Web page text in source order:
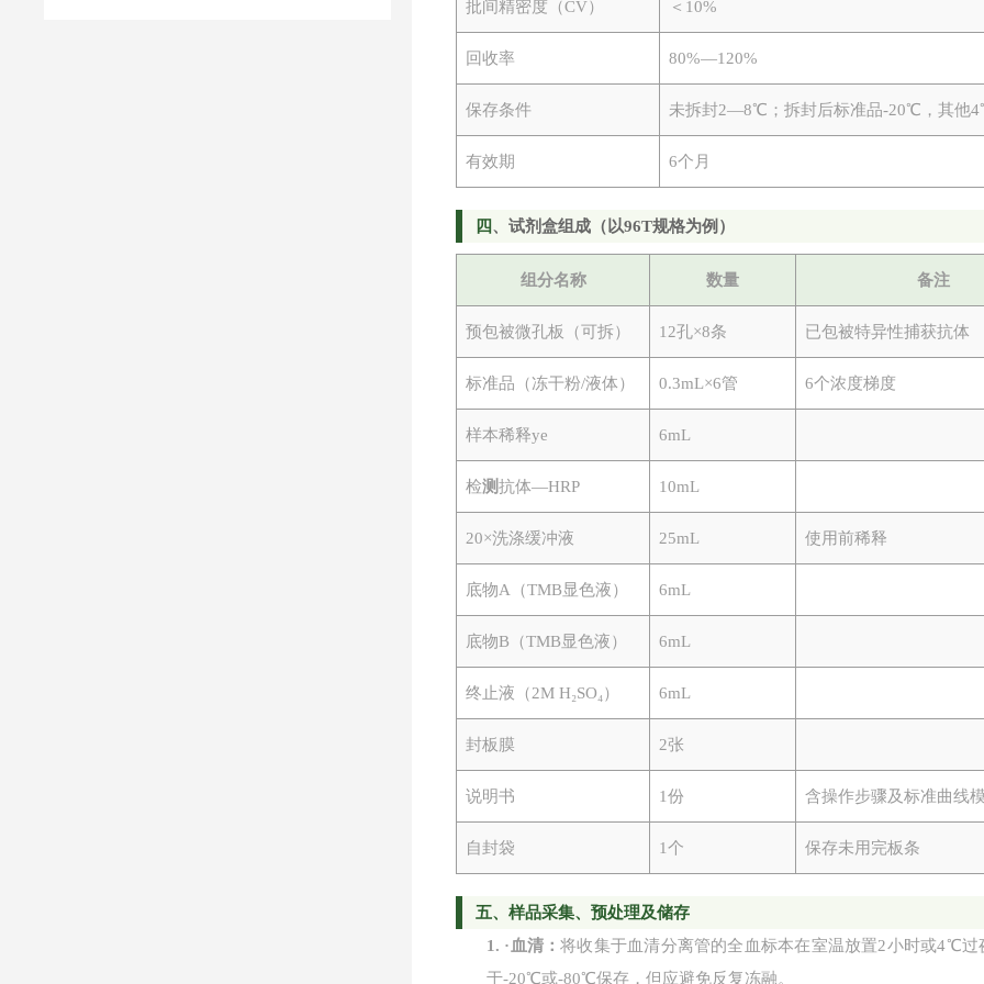
批间精密度（CV） ＜ 10%
回收率 80%—120%
保存条件 未拆封2—8℃；拆封后标准品-20℃，其他
有效期 6个月
四、试剂盒组成（以96T规格为例）
组分名称 数量 备注
预包被微孔板（可拆） 12孔×8条 已包被特异性捕获抗体
标准品（冻干粉/液体） 0.3mL×6管 6个浓度梯度
样本稀释ye 6mL
检测抗体—HRP 10mL
20×洗涤缓冲液 25mL 使用前稀释
底物A（TMB显色液） 6mL
底物B（TMB显色液） 6mL
终止液（2M H₂SO₄） 6mL
封板膜 2张
说明书 1份 含操作步骤及标准曲线
自封袋 1个 保存未用完板条
五、样品采集、预处理及储存
1. · 血清：将收集于血清分离管的全血标本在室温放置2小时或4℃过
于-20℃或-80℃保存，但应避免反复冻融。